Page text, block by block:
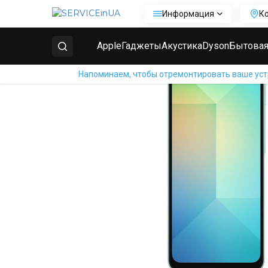
Информация
AppleГаджетыАкустикаDyson
Напоминаем, чтобы отремонтировать ваше
Главная Ремонт телефонов Samsung Ремонт